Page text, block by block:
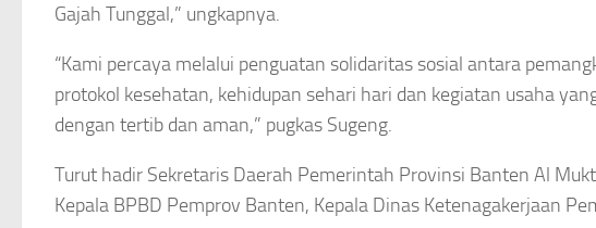
Gajah Tunggal,” ungkapnya.
“Kami percaya melalui penguatan solidaritas sosial antara
protokol kesehatan, kehidupan sehari hari dan kegiatan usaha
dengan tertib dan aman,” pugkas Sugeng.
Turut hadir Sekretaris Daerah Pemerintah Provinsi Banten Al
Kepala BPBD Pemprov Banten, Kepala Dinas Ketenagakerjaan